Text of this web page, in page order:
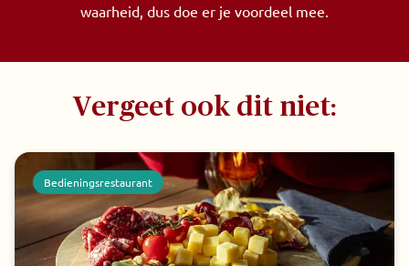
waarheid, dus doe er je voordeel mee.
Vergeet ook dit niet:
Bedieningsrestaurant